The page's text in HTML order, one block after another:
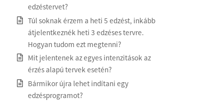
edzéstervet?
Túl soknak érzem a heti 5 edzést, inkább
átjelentkeznék heti 3 edzéses tervre.
Hogyan tudom ezt megtenni?
Mit jelentenek az egyes intenzitások az
érzés alapú tervek esetén?
Bármikor újra lehet indítani egy
edzésprogramot?